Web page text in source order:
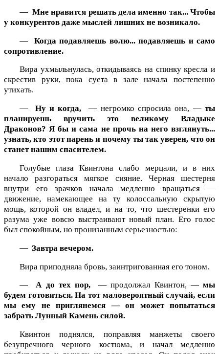
— Мне нравится решать дела именно так... Чтобы
у конкурентов даже мыслей лишних не возникало.
— Когда подавляешь волю... подавляешь и само
сопротивление.
Вира ухмыльнулась, откидываясь на спинку кресла и
скрестив руки, пока суета в зале начала постепенно
утихать.
— Ну и когда, — негромко спросила она, —ты
планируешь вручить это великому Владыке
Драконов? Я бы и сама не прочь на него взглянуть...
узнать, кто этот парень и почему ты так уверен, что он
станет нашим спасителем.
Голубые глаза Квинтона слабо мерцали, и в них
начало разгораться мягкое сияние. Черная шестерня
внутри его зрачков начала медленно вращаться —
движение, намекающее на ту колоссальную скрытую
мощь, которой он владел, и на то, что шестеренки его
разума уже вовсю выстраивают новый план. Его голос
был спокойным, но пронизанным серьезностью:
— Завтра вечером.
Вира приподняла бровь, заинтригованная его тоном.
—А до тех пор, — продолжал Квинтон, —мы
будем готовиться. На тот маловероятный случай, если
мы ему не приглянемся — он может попытаться
забрать Лунный Камень силой.
Квинтон поднялся, поправляя манжеты своего
безупречного черного костюма, и начал медленно